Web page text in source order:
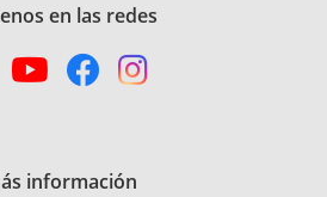
en las redes
información